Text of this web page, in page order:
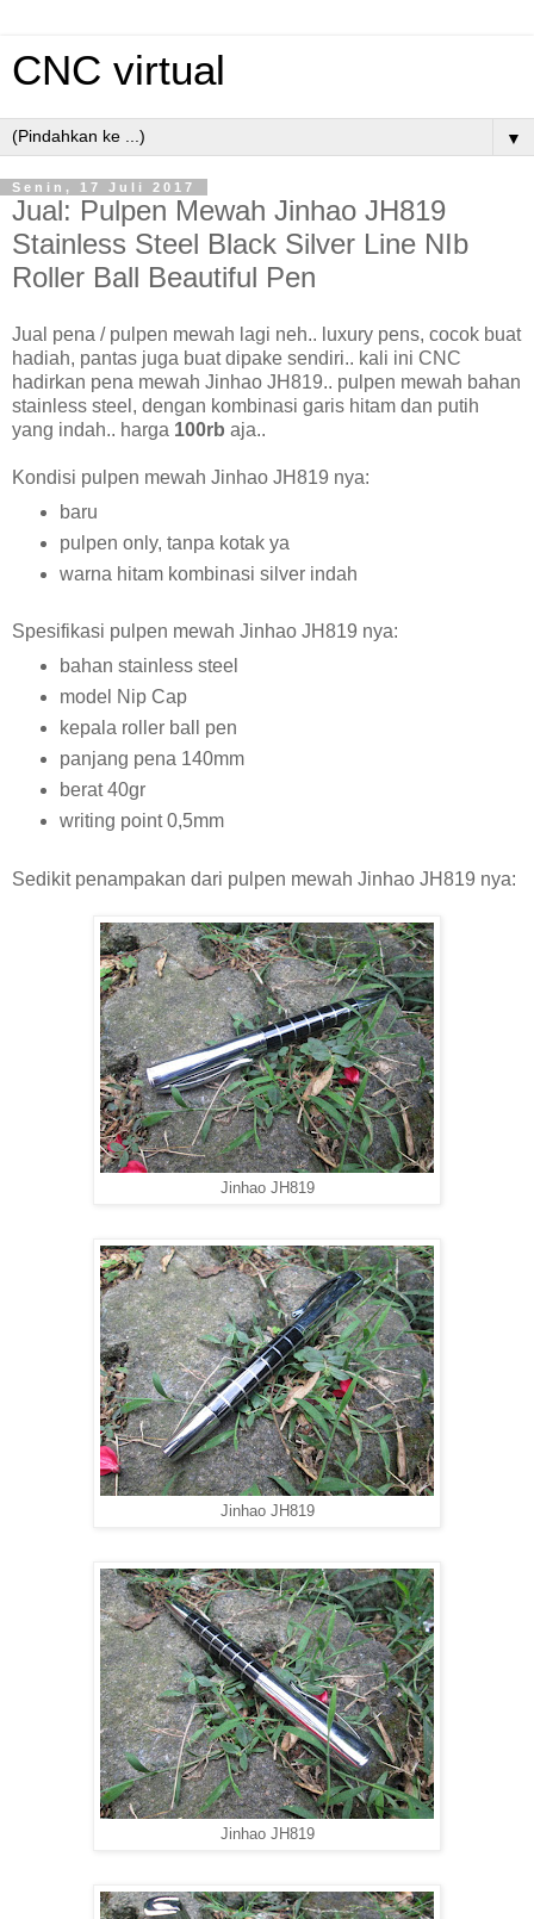
CNC virtual
▼
Senin, 17 Juli 2017
Jual: Pulpen Mewah Jinhao JH819
Stainless Steel Black Silver Line NIb
Roller Ball Beautiful Pen
Jual pena / pulpen mewah lagi neh.. luxury pens, cocok buat
hadiah, pantas juga buat dipake sendiri.. kali ini CNC
hadirkan pena mewah Jinhao JH819.. pulpen mewah bahan
stainless steel, dengan kombinasi garis hitam dan putih
yang indah.. harga 100rb aja..
Kondisi pulpen mewah Jinhao JH819 nya:
baru
pulpen only, tanpa kotak ya
warna hitam kombinasi silver indah
Spesifikasi pulpen mewah Jinhao JH819 nya:
bahan stainless steel
model Nip Cap
kepala roller ball pen
panjang pena 140mm
berat 40gr
writing point 0,5mm
Sedikit penampakan dari pulpen mewah Jinhao JH819 nya:
Jinhao JH819
Jinhao JH819
Jinhao JH819